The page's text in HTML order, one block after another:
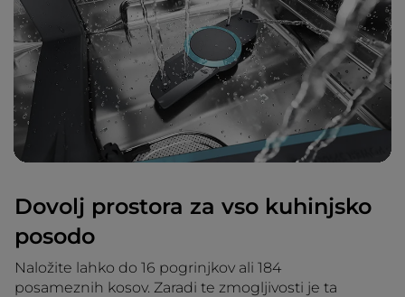
Dovolj prostora za vso kuhinjsko
posodo
Naložite lahko do 16 pogrinjkov ali 184
posameznih kosov. Zaradi te zmogljivosti je ta